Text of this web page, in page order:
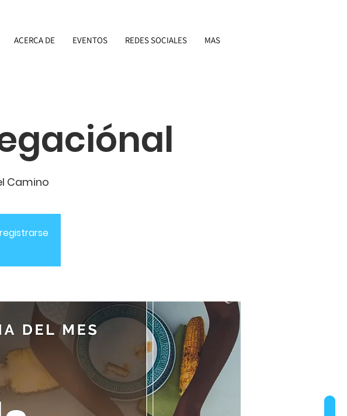
ACERCA DE EVENTOS REDES SOCIALES MAS
Camino